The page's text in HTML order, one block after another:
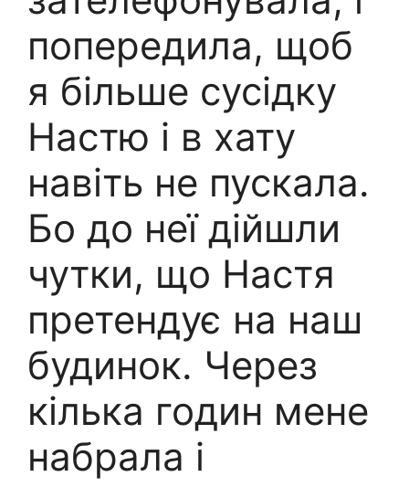
попередила, щоб
я більше сусідку
Настю і в хату
навіть не пускала.
Бо до неї дійшли
чутки, що Настя
претендує на наш
будинок. Через
кілька годин мене
набрала і